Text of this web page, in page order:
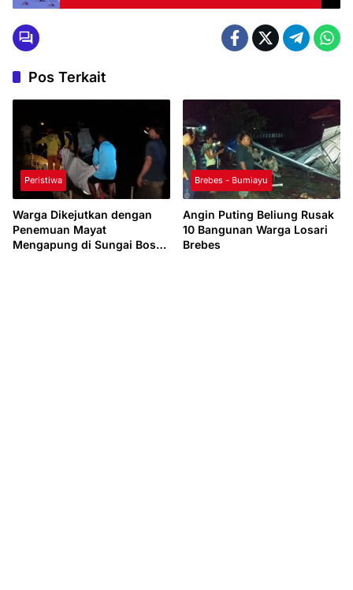
Pos Terkait
Peristiwa
Warga Dikejutkan dengan
Penemuan Mayat
Mengapung di Sungai Bosok
Brebes - Bumiayu
Angin Puting Beliung Rusak
10 Bangunan Warga Losari
Brebes